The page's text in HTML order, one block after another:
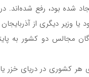
شده ‌بود، رفع
یا وزیر دیگری از
مجالس دو کشور به
هر کشوری در دریای